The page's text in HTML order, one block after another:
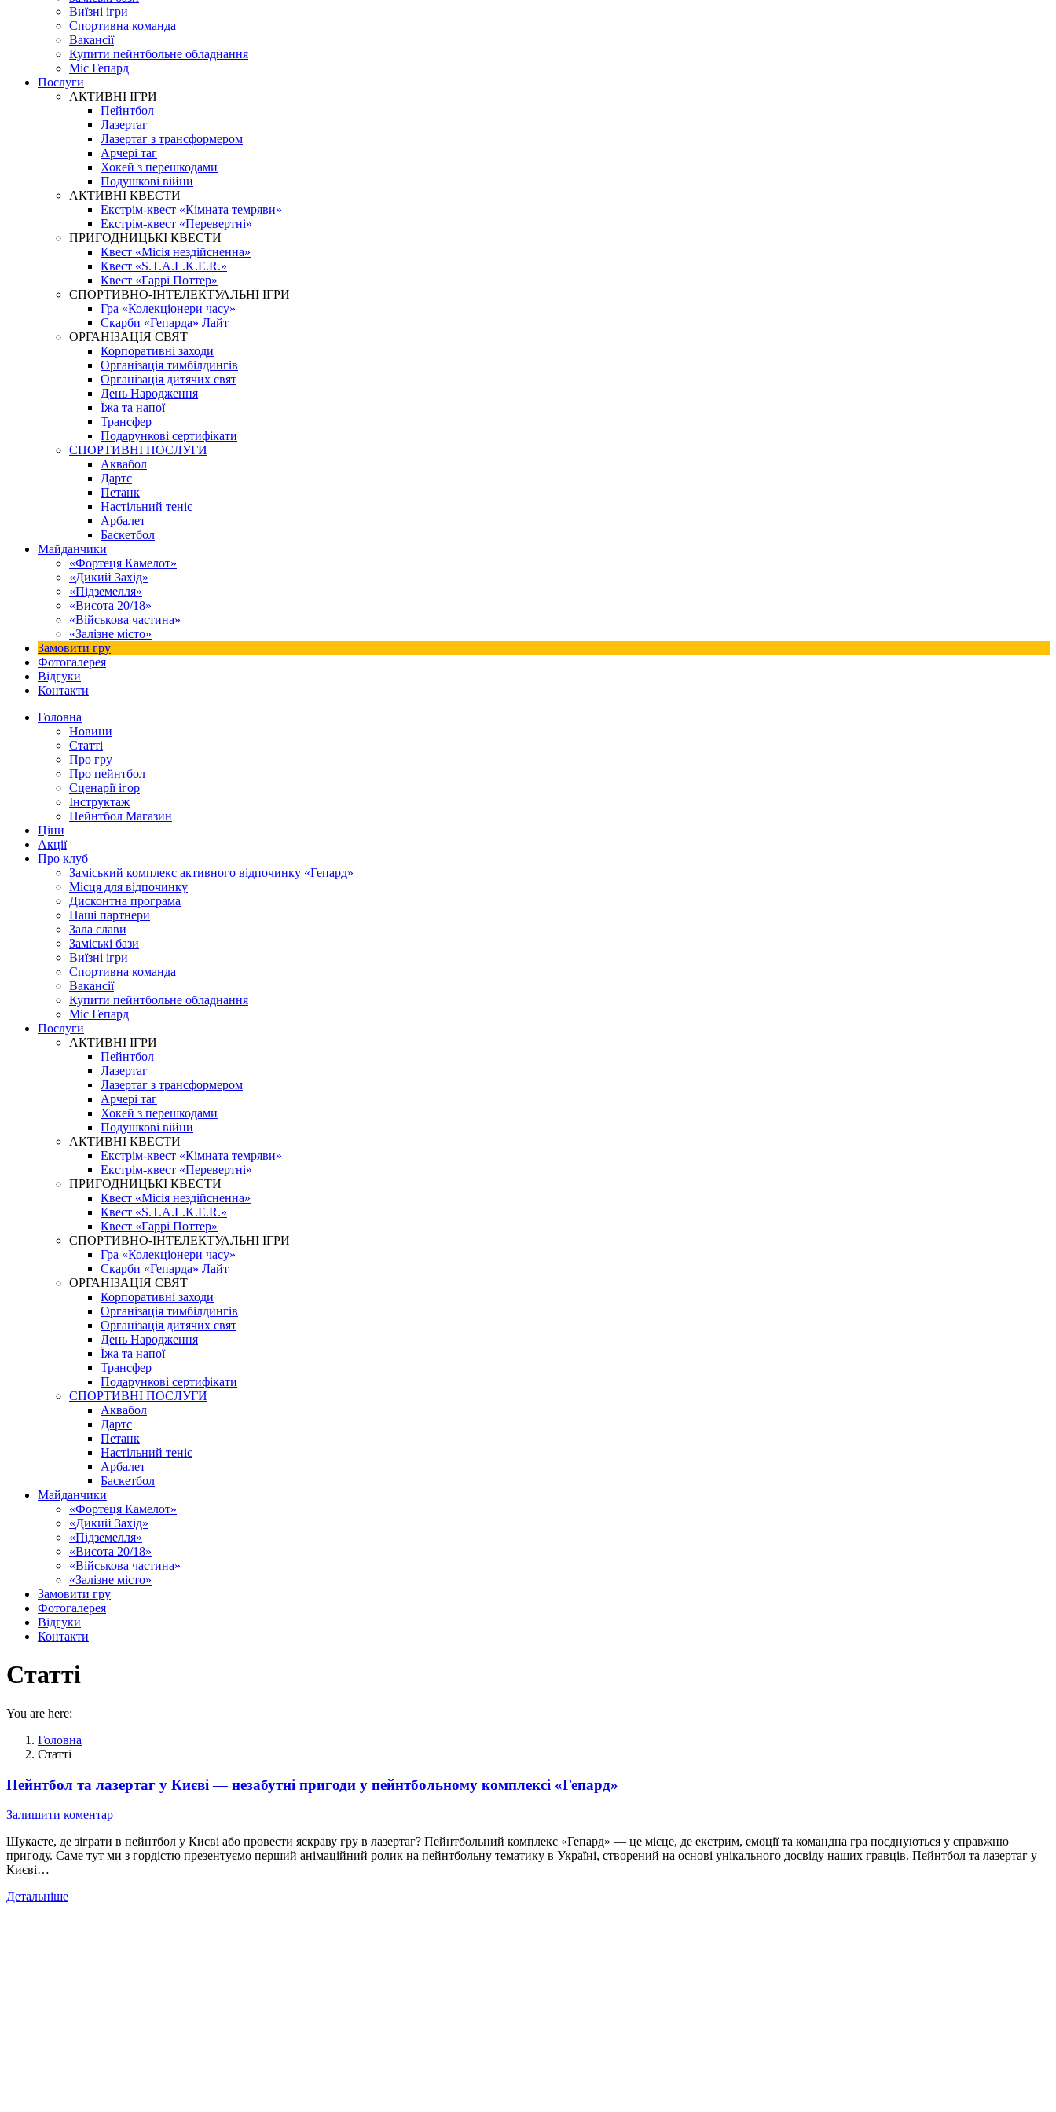
Виїзні ігри
Спортивна команда
Вакансії
Купити пейнтбольне обладнання
Міс Гепард
Послуги
АКТИВНІ ІГРИ
Пейнтбол
Лазертаг
Лазертаг з трансформером
Арчері таг
Хокей з перешкодами
Подушкові війни
АКТИВНІ КВЕСТИ
Екстрім-квест «Кімната темряви»
Екстрім-квест «Перевертні»
ПРИГОДНИЦЬКІ КВЕСТИ
Квест «Місія нездійсненна»
Квест «S.T.A.L.K.E.R.»
Квест «Гаррі Поттер»
СПОРТИВНО-ІНТЕЛЕКТУАЛЬНІ ІГРИ
Гра «Колекціонери часу»
Скарби «Гепарда» Лайт
ОРГАНІЗАЦІЯ СВЯТ
Корпоративні заходи
Організація тимбілдингів
Організація дитячих свят
День Народження
Їжа та напої
Трансфер
Подарункові сертифікати
СПОРТИВНІ ПОСЛУГИ
Аквабол
Дартс
Петанк
Настільний теніс
Арбалет
Баскетбол
Майданчики
«Фортеця Камелот»
«Дикий Захід»
«Підземелля»
«Висота 20/18»
«Військова частина»
«Залізне місто»
Замовити гру
Фотогалерея
Відгуки
Контакти
Головна
Новини
Статті
Про гру
Про пейнтбол
Сценарії ігор
Інструктаж
Пейнтбол Магазин
Ціни
Акції
Про клуб
Заміський комплекс активного відпочинку «Гепард»
Місця для відпочинку
Дисконтна програма
Наші партнери
Зала слави
Заміські бази
Виїзні ігри
Спортивна команда
Вакансії
Купити пейнтбольне обладнання
Міс Гепард
Послуги
АКТИВНІ ІГРИ
Пейнтбол
Лазертаг
Лазертаг з трансформером
Арчері таг
Хокей з перешкодами
Подушкові війни
АКТИВНІ КВЕСТИ
Екстрім-квест «Кімната темряви»
Екстрім-квест «Перевертні»
ПРИГОДНИЦЬКІ КВЕСТИ
Квест «Місія нездійсненна»
Квест «S.T.A.L.K.E.R.»
Квест «Гаррі Поттер»
СПОРТИВНО-ІНТЕЛЕКТУАЛЬНІ ІГРИ
Гра «Колекціонери часу»
Скарби «Гепарда» Лайт
ОРГАНІЗАЦІЯ СВЯТ
Корпоративні заходи
Організація тимбілдингів
Організація дитячих свят
День Народження
Їжа та напої
Трансфер
Подарункові сертифікати
СПОРТИВНІ ПОСЛУГИ
Аквабол
Дартс
Петанк
Настільний теніс
Арбалет
Баскетбол
Майданчики
«Фортеця Камелот»
«Дикий Захід»
«Підземелля»
«Висота 20/18»
«Військова частина»
«Залізне місто»
Замовити гру
Фотогалерея
Відгуки
Контакти
Статті
You are here:
Головна
Статті
Пейнтбол та лазертаг у Києві — незабутні пригоди у пейнтбольному комплексі «Гепард»
Залишити коментар
Шукаєте, де зіграти в пейнтбол у Києві або провести яскраву гру в лазертаг? Пейнтбольний комплекс «Гепард» — це місце, де екстрим, емоції та командна гра поєднуються у справжню
пригоду. Саме тут ми з гордістю презентуємо перший анімаційний ролик на пейнтбольну тематику в Україні, створений на основі унікального досвіду наших гравців. Пейнтбол та лазертаг у
Києві…
Детальніше